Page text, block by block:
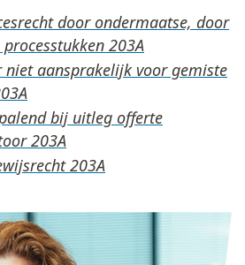
door ondermaatse, door
niet aansprakelijk voor gemiste
bij uitleg offerte